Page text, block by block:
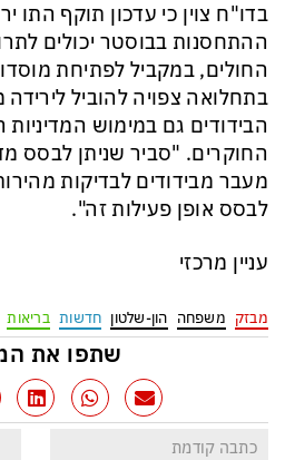
בדו"ח צוין כי עדכון תוקף התו
ההתחסנות בבוסטר יכולים
החולים, במקביל לפתיחת
בתחלואה צפויה להוביל
הבידודים גם במימוש המדיניות
החוקרים. "סביר שניתן לבסס
מעבר מבידודים לבדיקות
לבסס אופן פעילות זה".
עניין מרכזי
מבזק משפחה הון-שלטון חדשות בריאות
שתפו את
כתבה קודמת